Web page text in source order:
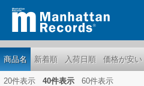
商品名 新着順 入荷日順 価格が安い
20件表示 40件表示 60件表示